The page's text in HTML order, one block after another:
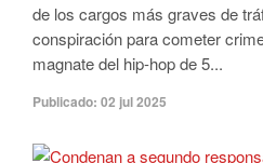
de los cargos más graves de
conspiración para cometer
magnate del hip-hop de 5...
Publicado: 02 jul 2025